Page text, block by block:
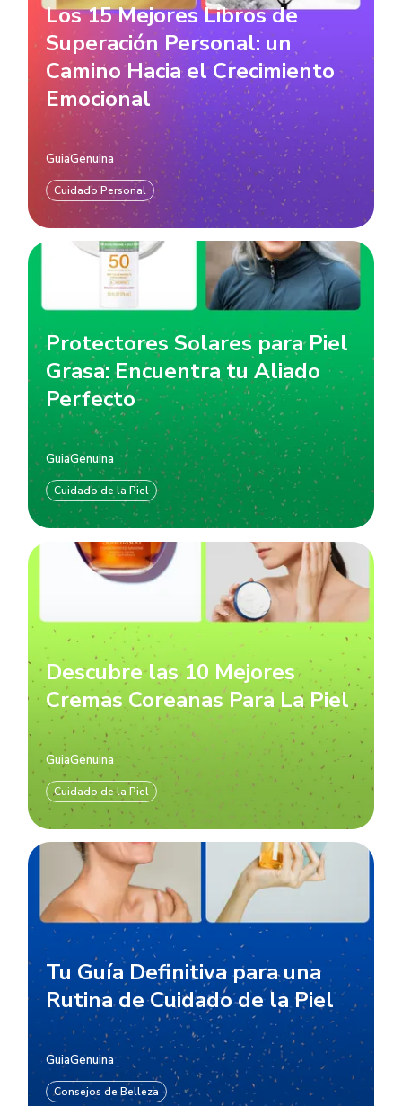
Los 15 Mejores Libros de
Superación Personal: un
Camino Hacia el Crecimiento
Emocional
GuiaGenuina
Cuidado Personal
Protectores Solares para Piel
Grasa: Encuentra tu Aliado
Perfecto
GuiaGenuina
Cuidado de la Piel
Descubre las 10 Mejores
Cremas Coreanas Para La Piel
GuiaGenuina
Cuidado de la Piel
Tu Guía Definitiva para una
Rutina de Cuidado de la Piel
GuiaGenuina
Consejos de Belleza